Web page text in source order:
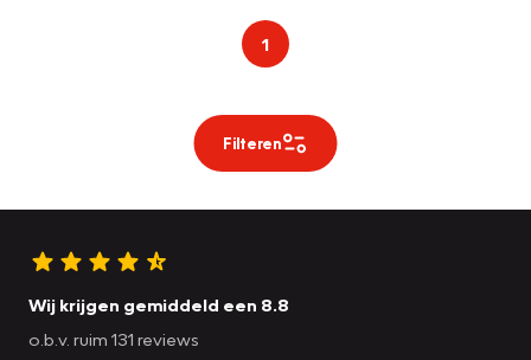
1
Filteren
Wij krijgen gemiddeld een 8.8
o.b.v. ruim 131 reviews